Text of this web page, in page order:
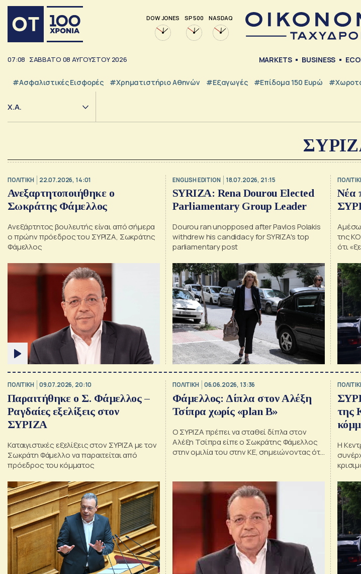
DOW JONES SP 500 NASDAQ
07:08 ΣΑΒΒΑΤΟ 08 ΑΥΓΟΥΣΤΟΥ 2026 MARKETS BUSINESS
#Ασφαλιστικές Εισφορές #Χρηματιστήριο Αθηνών #εξαγωγές #Επίδομα 150 Ευρώ
Χ.Α.
ΠΟΛΙΤΙΚΗ 22.07.2026, 14:01
Ανεξαρτητοποιήθηκε ο
Σωκράτης Φάμελλος
Ανεξάρτητος βουλευτής είναι από σήμερα
ο πρώην πρόεδρος του ΣΥΡΙΖΑ, Σωκράτης
Φάμελλος
ENGLISH EDITION 18.07.2026, 21:15
SYRIZA: Rena Dourou Elected
Parliamentary Group Leader
Dourou ran unopposed after Pavlos Polakis
withdrew his candidacy for SYRIZA's top
parliamentary post
Νέα
της
ότι
ΠΟΛΙΤΙΚΗ 09.07.2026, 20:10
Παραιτήθηκε ο Σ. Φάμελλος –
Ραγδαίες εξελίξεις στον
ΣΥΡΙΖΑ
Καταιγιστικές εξελίξεις στον ΣΥΡΙΖΑ με τον
Σωκράτη Φάμελλο να παραιτείται από
πρόεδρος του κόμματος
ΠΟΛΙΤΙΚΗ 06.06.2026, 13:36
Φάμελλος: Δίπλα στον Αλέξη
Τσίπρα χωρίς «plan B»
Ο ΣΥΡΙΖΑ πρέπει να σταθεί δίπλα στον
Αλέξη Τσίπρα είπε ο Σωκράτης Φάμελλος
στην ομιλία του στην ΚΕ, σημειώνοντας ότι
τάση» πρόσθεσε ως «καρφί» στους
διαφωνούντες
της
Η